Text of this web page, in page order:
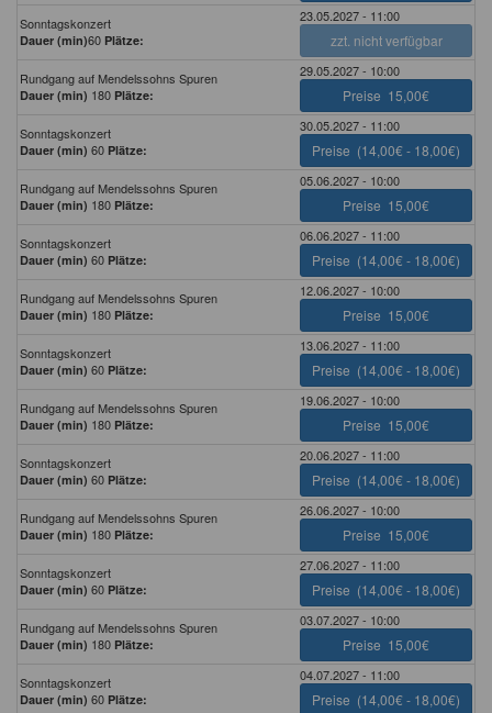
Sonntagskonzert
Dauer (min)60 Plätze:
23.05.2027 - 11:00
zzt. nicht verfügbar
Rundgang auf Mendelssohns Spuren
Dauer (min) 180 Plätze:
29.05.2027 - 10:00
Preise 15,00€
Sonntagskonzert
Dauer (min) 60 Plätze:
30.05.2027 - 11:00
Preise (14,00€ - 18,00€)
Rundgang auf Mendelssohns Spuren
Dauer (min) 180 Plätze:
05.06.2027 - 10:00
Preise 15,00€
Sonntagskonzert
Dauer (min) 60 Plätze:
06.06.2027 - 11:00
Preise (14,00€ - 18,00€)
Rundgang auf Mendelssohns Spuren
Dauer (min) 180 Plätze:
12.06.2027 - 10:00
Preise 15,00€
Sonntagskonzert
Dauer (min) 60 Plätze:
13.06.2027 - 11:00
Preise (14,00€ - 18,00€)
Rundgang auf Mendelssohns Spuren
Dauer (min) 180 Plätze:
19.06.2027 - 10:00
Preise 15,00€
Sonntagskonzert
Dauer (min) 60 Plätze:
20.06.2027 - 11:00
Preise (14,00€ - 18,00€)
Rundgang auf Mendelssohns Spuren
Dauer (min) 180 Plätze:
26.06.2027 - 10:00
Preise 15,00€
Sonntagskonzert
Dauer (min) 60 Plätze:
27.06.2027 - 11:00
Preise (14,00€ - 18,00€)
Rundgang auf Mendelssohns Spuren
Dauer (min) 180 Plätze:
03.07.2027 - 10:00
Preise 15,00€
Sonntagskonzert
Dauer (min) 60 Plätze:
04.07.2027 - 11:00
Preise (14,00€ - 18,00€)